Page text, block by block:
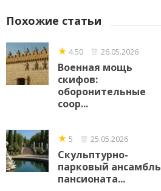
Похожие статьи
★ 4.50 26.05.2026
Военная мощь
скифов:
оборонительные
соор...
★ 5 25.05.2026
Скульптурно-
парковый ансамбль
пансионата...